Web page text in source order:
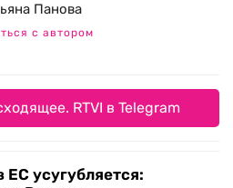
Панова
с автором
RTVI в Telegram
ЕС усугубляется: